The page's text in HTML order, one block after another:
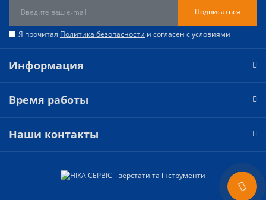
Подписаться
Я прочитал Политика безопасности и согласен с условиями
Информация
Время работы
Наши контакты